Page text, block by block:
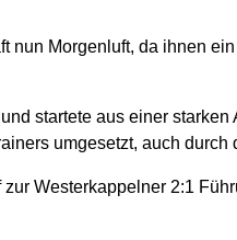
nun Morgenluft, da ihnen
startete aus einer
umgesetzt, auch
Westerkappelner 2:1